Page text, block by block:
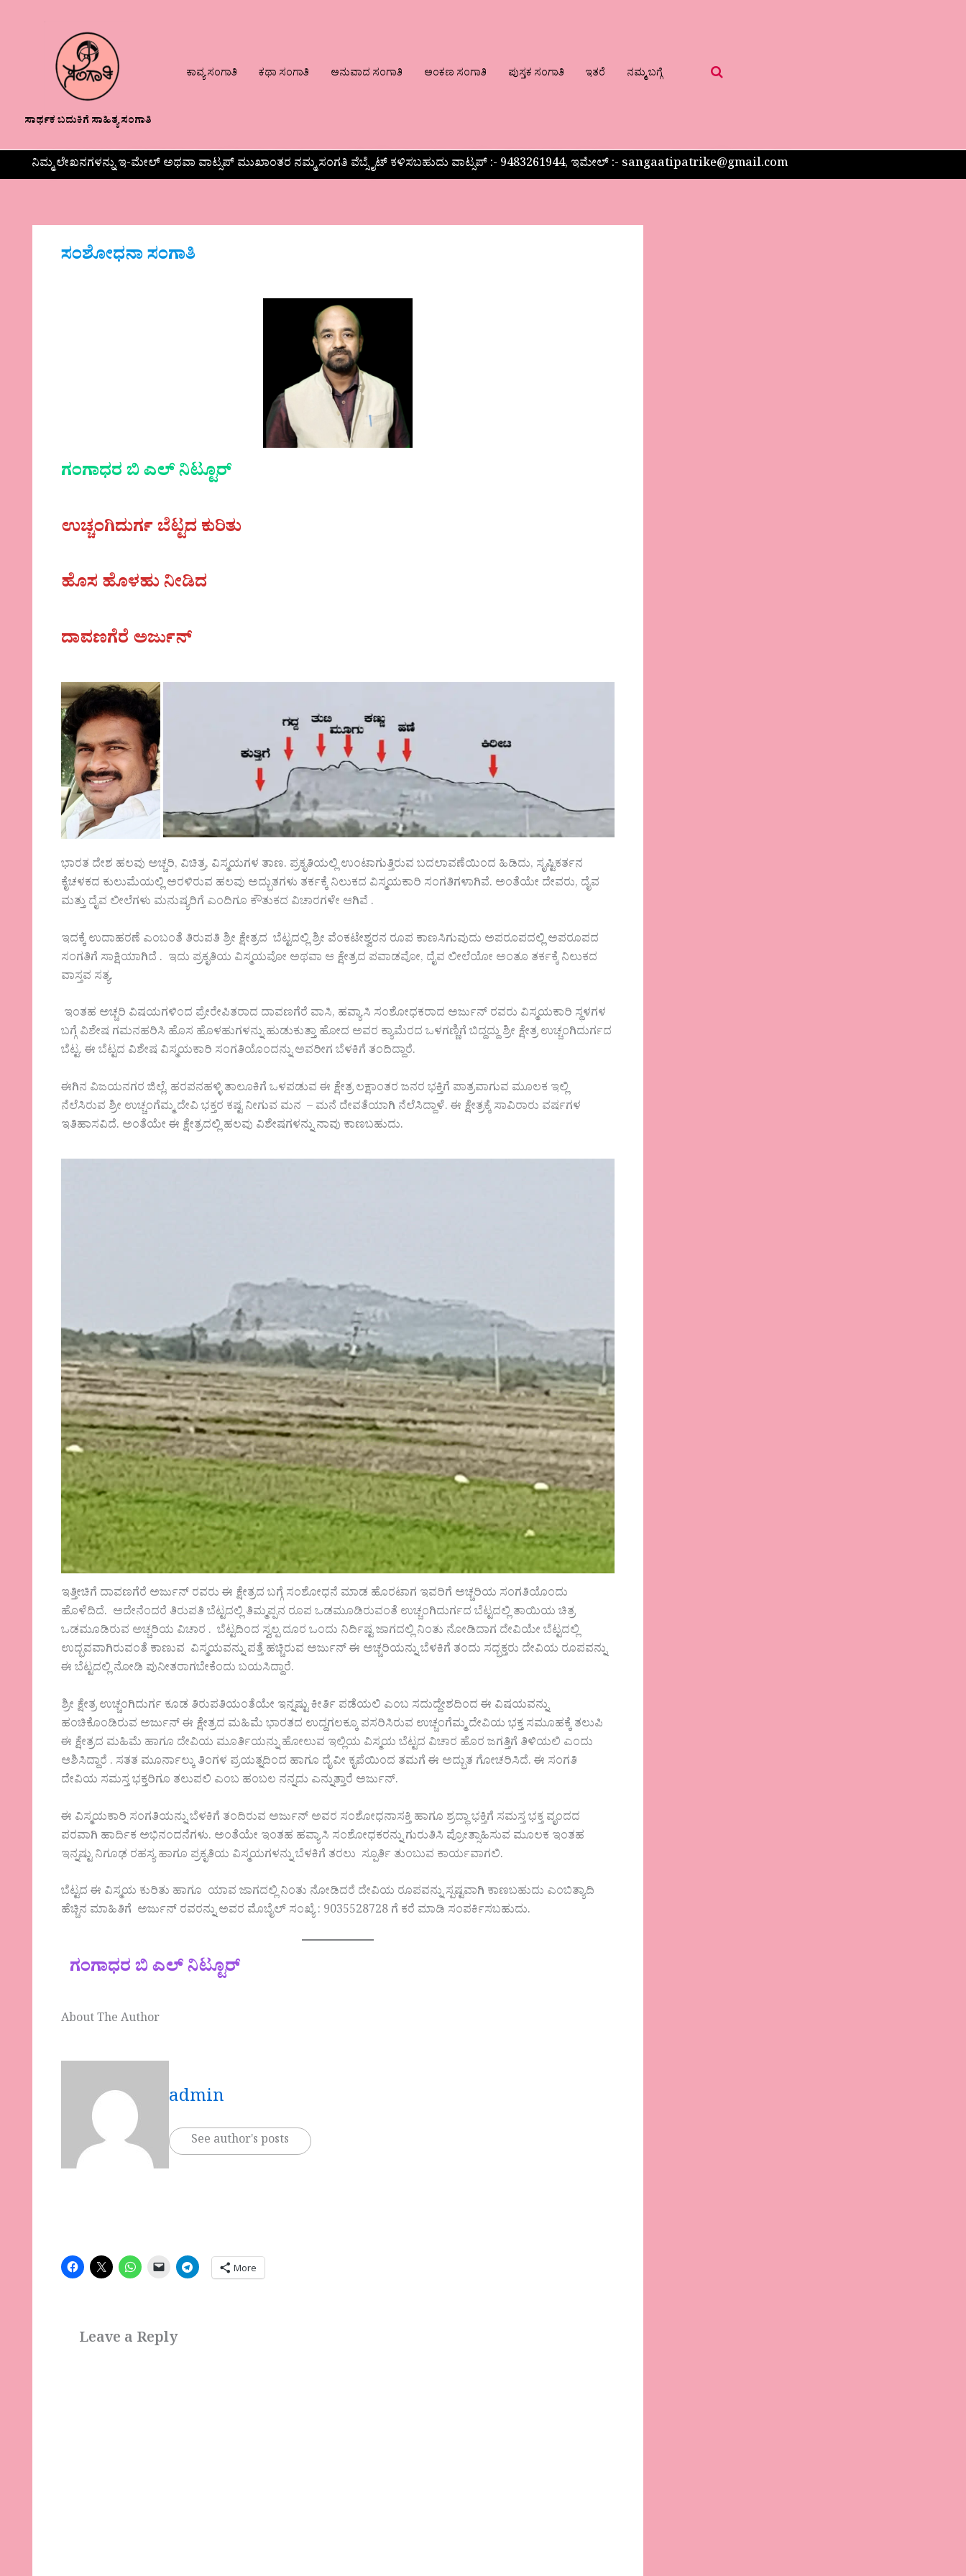
ಸಾರ್ಥಕ ಬದುಕಿಗೆ ಸಾಹಿತ್ಯ ಸಂಗಾತಿ
ಕಾವ್ಯ ಸಂಗಾತಿ ಕಥಾ ಸಂಗಾತಿ ಅನುವಾದ ಸಂಗಾತಿ ಅಂಕಣ ಸಂಗಾತಿ ಪುಸ್ತಕ ಸಂಗಾತಿ ಇತರೆ ನಮ್ಮ ಬಗ್ಗೆ
ನಿಮ್ಮ ಲೇಖನಗಳನ್ನು ಇ-ಮೇಲ್ ಅಥವಾ ವಾಟ್ಸಪ್ ಮುಖಾಂತರ ನಮ್ಮ ಸಂಗತಿ ವೆಬ್ಸೈಟ್ ಕಳಿಸಬಹುದು ವಾಟ್ಸಪ್‌ :- 9483261944, ಇಮೇಲ್ :- sangaatipatrike@gmail.com
ಸಂಶೋಧನಾ ಸಂಗಾತಿ
ಗಂಗಾಧರ ಬಿ ಎಲ್ ನಿಟ್ಟೂರ್
ಉಚ್ಚಂಗಿದುರ್ಗ ಬೆಟ್ಟದ ಕುರಿತು
ಹೊಸ ಹೊಳಹು ನೀಡಿದ
ದಾವಣಗೆರೆ ಅರ್ಜುನ್
ಭಾರತ ದೇಶ ಹಲವು ಅಚ್ಚರಿ, ವಿಚಿತ್ರ, ವಿಸ್ಮಯಗಳ ತಾಣ. ಪ್ರಕೃತಿಯಲ್ಲಿ ಉಂಟಾಗುತ್ತಿರುವ ಬದಲಾವಣೆಯಿಂದ ಹಿಡಿದು, ಸೃಷ್ಟಿಕರ್ತನ
ಕೈಚಳಕದ ಕುಲುಮೆಯಲ್ಲಿ ಅರಳಿರುವ ಹಲವು ಅದ್ಭುತಗಳು ತರ್ಕಕ್ಕೆ ನಿಲುಕದ ವಿಸ್ಮಯಕಾರಿ ಸಂಗತಿಗಳಾಗಿವೆ. ಅಂತೆಯೇ ದೇವರು, ದೈವ
ಮತ್ತು ದೈವ ಲೀಲೆಗಳು ಮನುಷ್ಯರಿಗೆ ಎಂದಿಗೂ ಕೌತುಕದ ವಿಚಾರಗಳೇ ಆಗಿವೆ .
ಇದಕ್ಕೆ ಉದಾಹರಣೆ ಎಂಬಂತೆ ತಿರುಪತಿ ಶ್ರೀ ಕ್ಷೇತ್ರದ ಬೆಟ್ಟದಲ್ಲಿ ಶ್ರೀ ವೆಂಕಟೇಶ್ವರನ ರೂಪ ಕಾಣಸಿಗುವುದು ಅಪರೂಪದಲ್ಲಿ ಅಪರೂಪದ
ಸಂಗತಿಗೆ ಸಾಕ್ಷಿಯಾಗಿದೆ . ಇದು ಪ್ರಕೃತಿಯ ವಿಸ್ಮಯವೋ ಅಥವಾ ಆ ಕ್ಷೇತ್ರದ ಪವಾಡವೋ, ದೈವ ಲೀಲೆಯೋ ಅಂತೂ ತರ್ಕಕ್ಕೆ ನಿಲುಕದ
ವಾಸ್ತವ ಸತ್ಯ.
ಇಂತಹ ಅಚ್ಚರಿ ವಿಷಯಗಳಿಂದ ಪ್ರೇರೇಪಿತರಾದ ದಾವಣಗೆರೆ ವಾಸಿ, ಹವ್ಯಾಸಿ ಸಂಶೋಧಕರಾದ ಅರ್ಜುನ್ ರವರು ವಿಸ್ಮಯಕಾರಿ ಸ್ಥಳಗಳ
ಬಗ್ಗೆ ವಿಶೇಷ ಗಮನಹರಿಸಿ ಹೊಸ ಹೊಳಹುಗಳನ್ನು ಹುಡುಕುತ್ತಾ ಹೋದ ಅವರ ಕ್ಯಾಮೆರದ ಒಳಗಣ್ಣಿಗೆ ಬಿದ್ದದ್ದು ಶ್ರೀ ಕ್ಷೇತ್ರ ಉಚ್ಚಂಗಿದುರ್ಗದ
ಬೆಟ್ಟ. ಈ ಬೆಟ್ಟದ ವಿಶೇಷ ವಿಸ್ಮಯಕಾರಿ ಸಂಗತಿಯೊಂದನ್ನು ಅವರೀಗ ಬೆಳಕಿಗೆ ತಂದಿದ್ದಾರೆ.
ಈಗಿನ ವಿಜಯನಗರ ಜಿಲ್ಲೆ, ಹರಪನಹಳ್ಳಿ ತಾಲೂಕಿಗೆ ಒಳಪಡುವ ಈ ಕ್ಷೇತ್ರ ಲಕ್ಷಾಂತರ ಜನರ ಭಕ್ತಿಗೆ ಪಾತ್ರವಾಗುವ ಮೂಲಕ ಇಲ್ಲಿ
ನೆಲೆಸಿರುವ ಶ್ರೀ ಉಚ್ಚಂಗೆಮ್ಮ ದೇವಿ ಭಕ್ತರ ಕಷ್ಟ ನೀಗುವ ಮನ – ಮನೆ ದೇವತೆಯಾಗಿ ನೆಲೆಸಿದ್ದಾಳೆ. ಈ ಕ್ಷೇತ್ರಕ್ಕೆ ಸಾವಿರಾರು ವರ್ಷಗಳ
ಇತಿಹಾಸವಿದೆ. ಅಂತೆಯೇ ಈ ಕ್ಷೇತ್ರದಲ್ಲಿ ಹಲವು ವಿಶೇಷಗಳನ್ನು ನಾವು ಕಾಣಬಹುದು.
ಇತ್ತೀಚಿಗೆ ದಾವಣಗೆರೆ ಅರ್ಜುನ್ ರವರು ಈ ಕ್ಷೇತ್ರದ ಬಗ್ಗೆ ಸಂಶೋಧನೆ ಮಾಡ ಹೊರಟಾಗ ಇವರಿಗೆ ಅಚ್ಚರಿಯ ಸಂಗತಿಯೊಂದು
ಹೊಳೆದಿದೆ. ಅದೇನೆಂದರೆ ತಿರುಪತಿ ಬೆಟ್ಟದಲ್ಲಿ ತಿಮ್ಮಪ್ಪನ ರೂಪ ಒಡಮೂಡಿರುವಂತೆ ಉಚ್ಚಂಗಿದುರ್ಗದ ಬೆಟ್ಟದಲ್ಲಿ ತಾಯಿಯ ಚಿತ್ರ
ಒಡಮೂಡಿರುವ ಅಚ್ಚರಿಯ ವಿಚಾರ . ಬೆಟ್ಟದಿಂದ ಸ್ವಲ್ಪ ದೂರ ಒಂದು ನಿರ್ದಿಷ್ಟ ಜಾಗದಲ್ಲಿ ನಿಂತು ನೋಡಿದಾಗ ದೇವಿಯೇ ಬೆಟ್ಟದಲ್ಲಿ
ಉದ್ಭವವಾಗಿರುವಂತೆ ಕಾಣುವ ವಿಸ್ಮಯವನ್ನು ಪತ್ತೆ ಹಚ್ಚಿರುವ ಅರ್ಜುನ್ ಈ ಅಚ್ಚರಿಯನ್ನು ಬೆಳಕಿಗೆ ತಂದು ಸದ್ಭಕ್ತರು ದೇವಿಯ ರೂಪವನ್ನು
ಈ ಬೆಟ್ಟದಲ್ಲಿ ನೋಡಿ ಪುನೀತರಾಗಬೇಕೆಂದು ಬಯಸಿದ್ದಾರೆ.
ಶ್ರೀ ಕ್ಷೇತ್ರ ಉಚ್ಚಂಗಿದುರ್ಗ ಕೂಡ ತಿರುಪತಿಯಂತೆಯೇ ಇನ್ನಷ್ಟು ಕೀರ್ತಿ ಪಡೆಯಲಿ ಎಂಬ ಸದುದ್ದೇಶದಿಂದ ಈ ವಿಷಯವನ್ನು
ಹಂಚಿಕೊಂಡಿರುವ ಅರ್ಜುನ್ ಈ ಕ್ಷೇತ್ರದ ಮಹಿಮೆ ಭಾರತದ ಉದ್ದಗಲಕ್ಕೂ ಪಸರಿಸಿರುವ ಉಚ್ಚಂಗೆಮ್ಮ ದೇವಿಯ ಭಕ್ತ ಸಮೂಹಕ್ಕೆ ತಲುಪಿ
ಈ ಕ್ಷೇತ್ರದ ಮಹಿಮೆ ಹಾಗೂ ದೇವಿಯ ಮೂರ್ತಿಯನ್ನು ಹೋಲುವ ಇಲ್ಲಿಯ ವಿಸ್ಮಯ ಬೆಟ್ಟದ ವಿಚಾರ ಹೊರ ಜಗತ್ತಿಗೆ ತಿಳಿಯಲಿ ಎಂದು
ಆಶಿಸಿದ್ದಾರೆ . ಸತತ ಮೂರ್ನಾಲ್ಕು ತಿಂಗಳ ಪ್ರಯತ್ನದಿಂದ ಹಾಗೂ ದೈವೀ ಕೃಪೆಯಿಂದ ತಮಗೆ ಈ ಅದ್ಭುತ ಗೋಚರಿಸಿದೆ. ಈ ಸಂಗತಿ
ದೇವಿಯ ಸಮಸ್ತ ಭಕ್ತರಿಗೂ ತಲುಪಲಿ ಎಂಬ ಹಂಬಲ ನನ್ನದು ಎನ್ನುತ್ತಾರೆ ಅರ್ಜುನ್.
ಈ ವಿಸ್ಮಯಕಾರಿ ಸಂಗತಿಯನ್ನು ಬೆಳಕಿಗೆ ತಂದಿರುವ ಅರ್ಜುನ್ ಅವರ ಸಂಶೋಧನಾಸಕ್ತಿ ಹಾಗೂ ಶ್ರದ್ಧಾ ಭಕ್ತಿಗೆ ಸಮಸ್ತ ಭಕ್ತ ವೃಂದದ
ಪರವಾಗಿ ಹಾರ್ದಿಕ ಅಭಿನಂದನೆಗಳು. ಅಂತೆಯೇ ಇಂತಹ ಹವ್ಯಾಸಿ ಸಂಶೋಧಕರನ್ನು ಗುರುತಿಸಿ ಪ್ರೋತ್ಸಾಹಿಸುವ ಮೂಲಕ ಇಂತಹ
ಇನ್ನಷ್ಟು ನಿಗೂಢ ರಹಸ್ಯ ಹಾಗೂ ಪ್ರಕೃತಿಯ ವಿಸ್ಮಯಗಳನ್ನು ಬೆಳಕಿಗೆ ತರಲು ಸ್ಪೂರ್ತಿ ತುಂಬುವ ಕಾರ್ಯವಾಗಲಿ.
ಬೆಟ್ಟದ ಈ ವಿಸ್ಮಯ ಕುರಿತು ಹಾಗೂ ಯಾವ ಜಾಗದಲ್ಲಿ ನಿಂತು ನೋಡಿದರೆ ದೇವಿಯ ರೂಪವನ್ನು ಸ್ಪಷ್ಟವಾಗಿ ಕಾಣಬಹುದು ಎಂಬಿತ್ಯಾದಿ
ಹೆಚ್ಚಿನ ಮಾಹಿತಿಗೆ ಅರ್ಜುನ್ ರವರನ್ನು ಅವರ ಮೊಬೈಲ್ ಸಂಖ್ಯೆ : 9035528728 ಗೆ ಕರೆ ಮಾಡಿ ಸಂಪರ್ಕಿಸಬಹುದು.
ಗಂಗಾಧರ ಬಿ ಎಲ್ ನಿಟ್ಟೂರ್
About The Author
admin
See author's posts
More
Leave a Reply